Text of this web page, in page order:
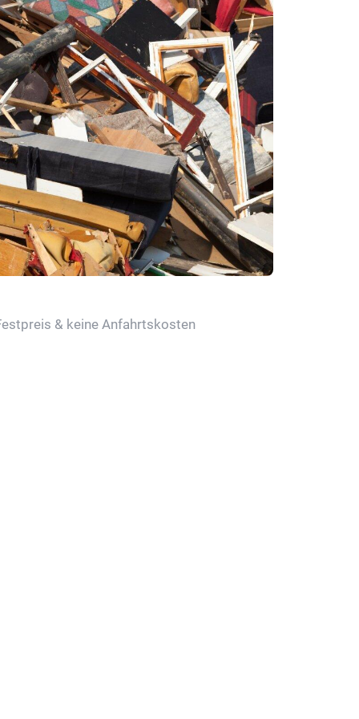
& keine Anfahrtskosten